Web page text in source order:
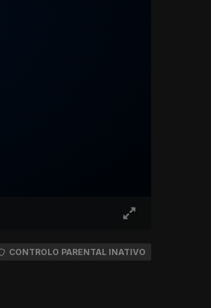
CONTROLO PARENTAL INATIVO